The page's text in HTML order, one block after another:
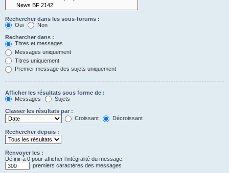
Rechercher dans les sous-forums :
Oui
Non
Rechercher dans :
Titres et messages
Messages uniquement
Titres uniquement
Premier message des sujets uniquement
Afficher les résultats sous forme de :
Messages
Sujets
Classer les résultats par :
Croissant
Décroissant
Rechercher depuis :
Renvoyer les :
Définir à 0 pour afficher l’intégralité du message.
premiers caractères des messages